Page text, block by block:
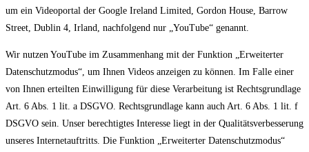
um ein Videoportal der Google Ireland Limited, Gordon House, Barrow
Street, Dublin 4, Irland, nachfolgend nur „YouTube“ genannt.
Wir nutzen YouTube im Zusammenhang mit der Funktion „Erweiterter
Datenschutzmodus“, um Ihnen Videos anzeigen zu können. Im Falle einer
von Ihnen erteilten Einwilligung für diese Verarbeitung ist Rechtsgrundlage
Art. 6 Abs. 1 lit. a DSGVO. Rechtsgrundlage kann auch Art. 6 Abs. 1 lit. f
DSGVO sein. Unser berechtigtes Interesse liegt in der Qualitätsverbesserung
unseres Internetauftritts. Die Funktion „Erweiterter Datenschutzmodus“